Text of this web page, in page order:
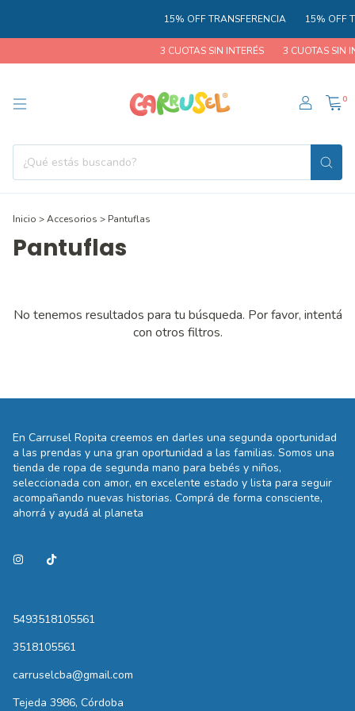
15% OFF TRANSFERENCIA 15% OFF
3 CUOTAS SIN INTERÉS 3 CUOTAS SIN
0
Inicio >Accesorios > Pantuflas
Pantuflas
No tenemos resultados para tu búsqueda. Por favor, intentá
con otros filtros.
En Carrusel Ropita creemos en darles una segunda oportunidad
a las prendas y una gran oportunidad a las familias. Somos una
tienda de ropa de segunda mano para bebés y niños,
seleccionada con amor, en excelente estado y lista para seguir
acompañando nuevas historias. Comprá de forma consciente,
ahorrá y ayudá al planeta
5493518105561
3518105561
carruselcba@gmail.com
Tejeda 3986, Córdoba